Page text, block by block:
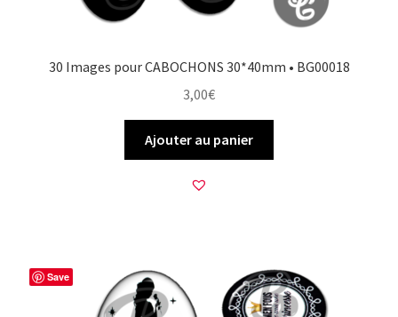
30 Images pour CABOCHONS 30*40mm • BG00018
3,00€
Ajouter au panier
Save